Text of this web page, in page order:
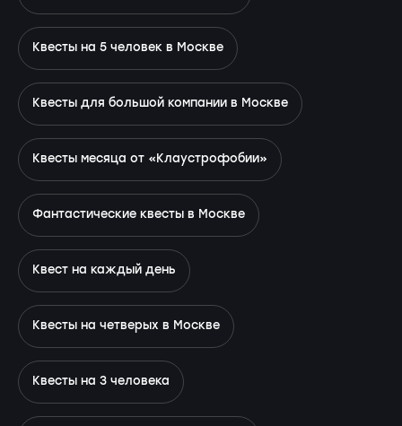
Квесты на 5 человек в Москве
Квесты для большой компании в Москве
Квесты месяца от «Клаустрофобии»
Фантастические квесты в Москве
Квест на каждый день
Квесты на четверых в Москве
Квесты на 3 человека